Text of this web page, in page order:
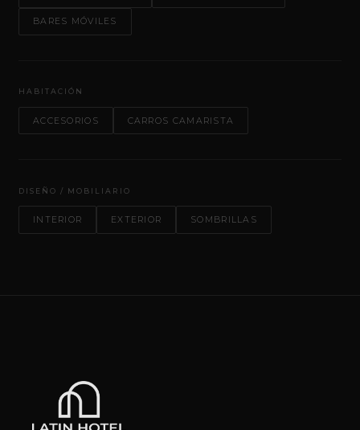
BARES MÓVILES
HABITACIÓN
ACCESORIOS CARROS CAMARISTA
DISEÑO / MOBILIARIO
INTERIOR EXTERIOR SOMBRILLAS